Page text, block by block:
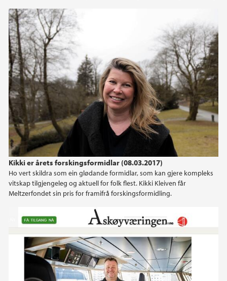
Kikki er årets forskingsformidlar (08.03.2017)
Ho vert skildra som ein glødande formidlar, som kan gjere kompleks
vitskap tilgjengeleg og aktuell for folk flest. Kikki Kleiven får
Meltzerfondet sin pris for framifrå forskingsformidling.